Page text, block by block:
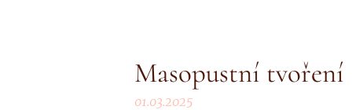
Masopustní tvoření
01.03.2025